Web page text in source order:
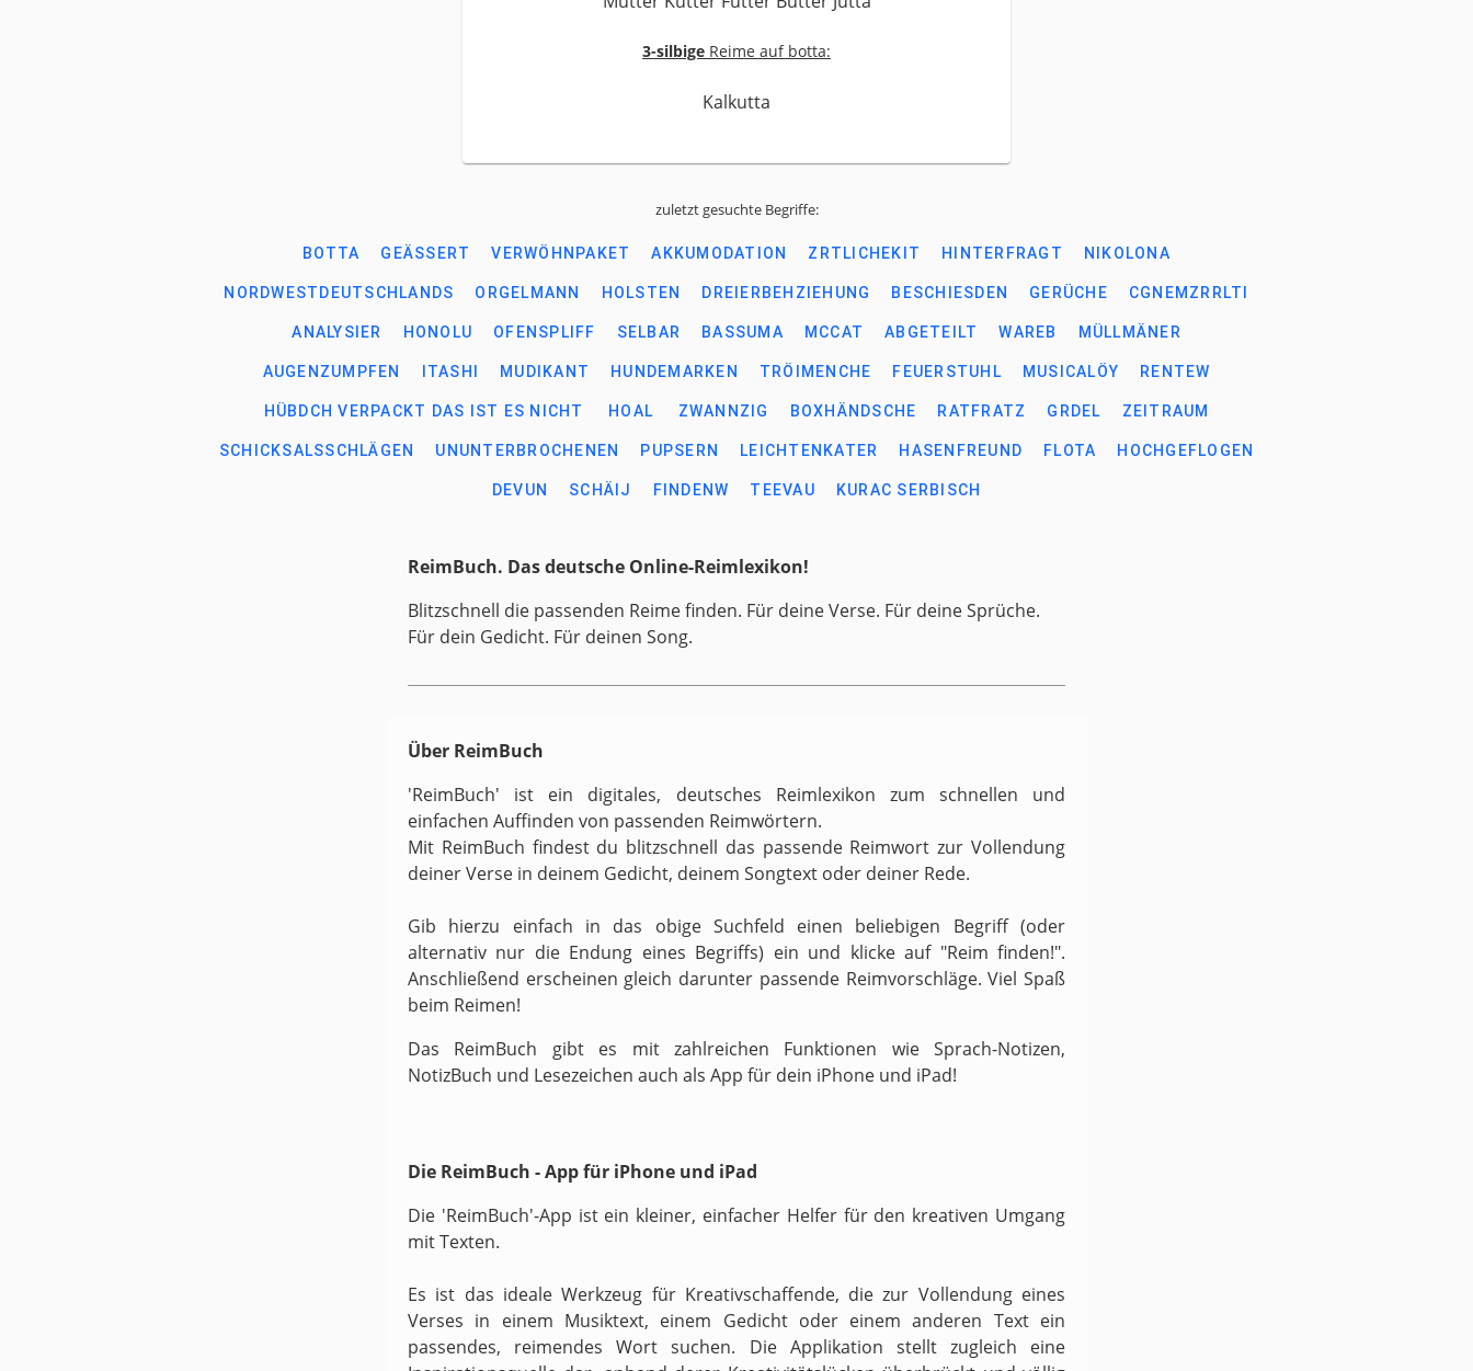
3-silbige Reime auf botta:
Kalkutta
zuletzt gesuchte Begriffe:
BOTTA GEÄSSERT VERWÖHNPAKET AKKUMODATION ZRTLICHEKIT HINTERFRAGT NIKOLONA
NORDWESTDEUTSCHLANDS ORGELMANN HOLSTEN DREIERBEHZIEHUNG BESCHIESDEN GERÜCHE CGNEMZRRLTI
ANALYSIER HONOLU OFENSPLIFF SELBAR BASSUMA MCCAT ABGETEILT WAREB MÜLLMÄNER
AUGENZUMPFEN ITASHI MUDIKANT HUNDEMARKEN TRÖIMENCHE FEUERSTUHL MUSICALÖY RENTEW
HÜBDCH VERPACKT DAS IST ES NICHT HOAL ZWANNZIG BOXHÄNDSCHE RATFRATZ GRDEL ZEITRAUM
SCHICKSALSSCHLÄGEN UNUNTERBROCHENEN PUPSERN LEICHTENKATER HASENFREUND FLOTA HOCHGEFLOGEN
DEVUN SCHÄIJ FINDENW TEEVAU KURAC SERBISCH
ReimBuch. Das deutsche Online-Reimlexikon!
Blitzschnell die passenden Reime finden. Für deine Verse. Für deine Sprüche.
Für dein Gedicht. Für deinen Song.
Über ReimBuch
'ReimBuch' ist ein digitales, deutsches Reimlexikon zum schnellen und
einfachen Auffinden von passenden Reimwörtern.
Mit ReimBuch findest du blitzschnell das passende Reimwort zur Vollendung
deiner Verse in deinem Gedicht, deinem Songtext oder deiner Rede.
Gib hierzu einfach in das obige Suchfeld einen beliebigen Begriff (oder
alternativ nur die Endung eines Begriffs) ein und klicke auf "Reim finden!".
Anschließend erscheinen gleich darunter passende Reimvorschläge. Viel Spaß
beim Reimen!
Das ReimBuch gibt es mit zahlreichen Funktionen wie Sprach-Notizen,
NotizBuch und Lesezeichen auch als App für dein iPhone und iPad!
Die ReimBuch - App für iPhone und iPad
Die 'ReimBuch'-App ist ein kleiner, einfacher Helfer für den kreativen Umgang
mit Texten.
Es ist das ideale Werkzeug für Kreativschaffende, die zur Vollendung eines
Verses in einem Musiktext, einem Gedicht oder einem anderen Text ein
passendes, reimendes Wort suchen. Die Applikation stellt zugleich eine